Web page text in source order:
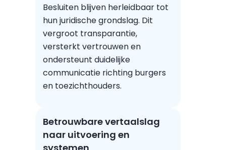
Besluiten blijven herleidbaar tot
hun juridische grondslag. Dit
vergroot transparantie,
versterkt vertrouwen en
ondersteunt duidelijke
communicatie richting burgers
en toezichthouders.
Betrouwbare vertaalslag
naar uitvoering en